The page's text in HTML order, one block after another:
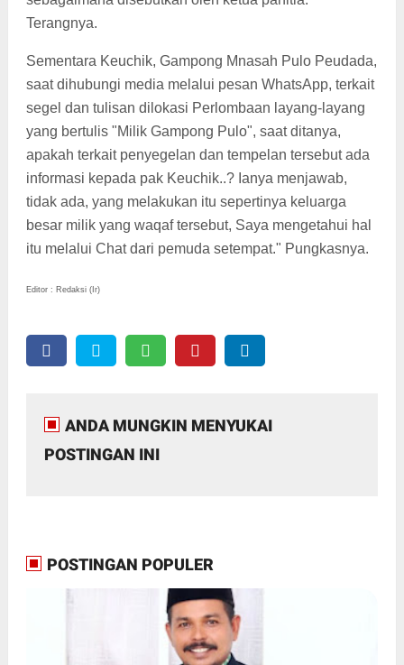
Terangnya.
Sementara Keuchik, Gampong Mnasah Pulo Peudada,
saat dihubungi media melalui pesan WhatsApp, terkait
segel dan tulisan dilokasi Perlombaan layang-layang
yang bertulis "Milik Gampong Pulo", saat ditanya,
apakah terkait penyegelan dan tempelan tersebut ada
informasi kepada pak Keuchik..? Ianya menjawab,
tidak ada, yang melakukan itu sepertinya keluarga
besar milik yang waqaf tersebut, Saya mengetahui hal
itu melalui Chat dari pemuda setempat." Pungkasnya.
Editor : Redaksi (Ir)
ANDA MUNGKIN MENYUKAI
POSTINGAN INI
POSTINGAN POPULER